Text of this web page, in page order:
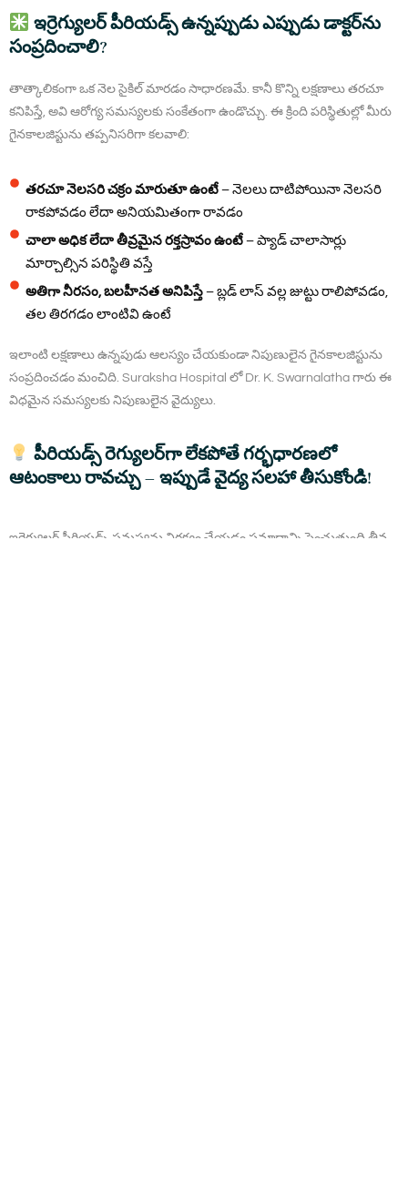
ఇర్రెగ్యులర్ పీరియడ్స్ ఉన్నప్పుడు ఎప్పుడు డాక్టర్‌ను
సంప్రదించాలి?
తాత్కాలికంగా ఒక నెల సైకిల్ మారడం సాధారణమే. కానీ కొన్ని లక్షణాలు తరచూ
కనిపిస్తే, అవి ఆరోగ్య సమస్యలకు సంకేతంగా ఉండొచ్చు. ఈ క్రింది పరిస్థితుల్లో మీరు
గైనకాలజిస్టును తప్పనిసరిగా కలవాలి:
తరచూ నెలసరి చక్రం మారుతూ ఉంటే– నెలలు దాటిపోయినా నెలసరి
రాకపోవడం లేదా అనియమితంగా రావడం
చాలా అధిక లేదా తీవ్రమైన రక్తస్రావం ఉంటే– ప్యాడ్‌ చాలాసార్లు
మార్చాల్సిన పరిస్థితి వస్తే
అతిగా నీరసం, బలహీనత అనిపిస్తే– బ్లడ్ లాస్ వల్ల జుట్టు రాలిపోవడం,
తల తిరగడం లాంటివి ఉంటే
ఇలాంటి లక్షణాలు ఉన్నపుడు ఆలస్యం చేయకుండా నిపుణులైన గైనకాలజిస్టును
సంప్రదించడం మంచిది. Suraksha Hospital లో Dr. K. Swarnalatha గారు ఈ
విధమైన సమస్యలకు నిపుణులైన వైద్యులు.
పీరియడ్స్‌ రెగ్యులర్‌గా లేకపోతే గర్భధారణలో
ఆటంకాలు రావచ్చు – ఇప్పుడే వైద్య సలహా తీసుకోండి!
ఇర్రెగ్యులర్ పీరియడ్స్ సమస్యను నిర్లక్ష్యం చేయడం ప్రమాదాన్ని పెంచుతుంది.తీవ్ర